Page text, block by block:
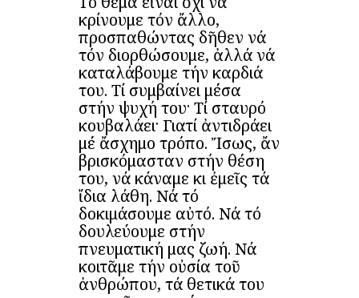
κρίνουμε τόν ἄλλο,
προσπαθώντας δῆθεν νά
τόν διορθώσουμε, ἀλλά νά
καταλάβουμε τήν καρδιά
του. Τί συμβαίνει μέσα
στήν ψυχή του· Τί σταυρό
κουβαλάει· Γιατί ἀντιδράει
μέ ἄσχημο τρόπο. Ἴσως, ἄν
βρισκόμασταν στήν θέση
του, νά κάναμε κι ἐμεῖς τά
ἴδια λάθη. Νά τό
δοκιμάσουμε αὐτό. Νά τό
δουλεύουμε στήν
πνευματική μας ζωή. Νά
κοιτᾶμε τήν οὐσία τοῦ
ἀνθρώπου, τά θετικά του